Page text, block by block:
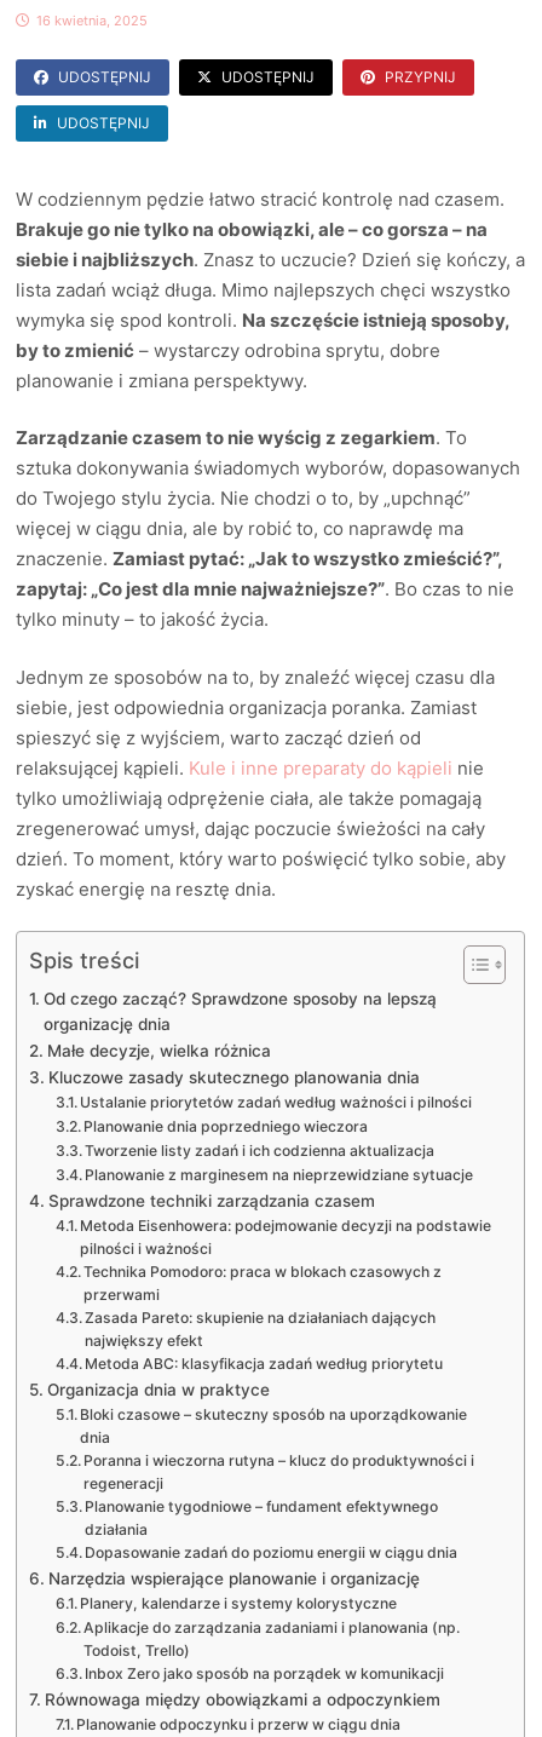
16 kwietnia, 2025
UDOSTĘPNIJ UDOSTĘPNIJ PRZYPNIJ
UDOSTĘPNIJ
W codziennym pędzie łatwo stracić kontrolę nad czasem.
Brakuje go nie tylko na obowiązki, ale – co gorsza – na
siebie i najbliższych. Znasz to uczucie? Dzień się kończy, a
lista zadań wciąż długa. Mimo najlepszych chęci wszystko
wymyka się spod kontroli. Na szczęście istnieją sposoby,
by to zmienić – wystarczy odrobina sprytu, dobre
planowanie i zmiana perspektywy.
Zarządzanie czasem to nie wyścig z zegarkiem. To
sztuka dokonywania świadomych wyborów, dopasowanych
do Twojego stylu życia. Nie chodzi o to, by „upchnąć”
więcej w ciągu dnia, ale by robić to, co naprawdę ma
znaczenie.Zamiast pytać: „Jak to wszystko zmieścić?”,
zapytaj: „Co jest dla mnie najważniejsze?”. Bo czas to nie
tylko minuty – to jakość życia.
Jednym ze sposobów na to, by znaleźć więcej czasu dla
siebie, jest odpowiednia organizacja poranka. Zamiast
spieszyć się z wyjściem, warto zacząć dzień od
relaksującej kąpieli. Kule i inne preparaty do kąpieli nie
tylko umożliwiają odprężenie ciała, ale także pomagają
zregenerować umysł, dając poczucie świeżości na cały
dzień. To moment, który warto poświęcić tylko sobie, aby
zyskać energię na resztę dnia.
Spis treści
Od czego zacząć? Sprawdzone sposoby na lepszą
organizację dnia
Małe decyzje, wielka różnica
Kluczowe zasady skutecznego planowania dnia
Ustalanie priorytetów zadań według ważności i pilności
Planowanie dnia poprzedniego wieczora
Tworzenie listy zadań i ich codzienna aktualizacja
Planowanie z marginesem na nieprzewidziane sytuacje
Sprawdzone techniki zarządzania czasem
Metoda Eisenhowera: podejmowanie decyzji na podstawie
pilności i ważności
Technika Pomodoro: praca w blokach czasowych z
przerwami
Zasada Pareto: skupienie na działaniach dających
największy efekt
Metoda ABC: klasyfikacja zadań według priorytetu
Organizacja dnia w praktyce
Bloki czasowe – skuteczny sposób na uporządkowanie
dnia
Poranna i wieczorna rutyna – klucz do produktywności i
regeneracji
Planowanie tygodniowe – fundament efektywnego
działania
Dopasowanie zadań do poziomu energii w ciągu dnia
Narzędzia wspierające planowanie i organizację
Planery, kalendarze i systemy kolorystyczne
Aplikacje do zarządzania zadaniami i planowania (np.
Todoist, Trello)
Inbox Zero jako sposób na porządek w komunikacji
Równowaga między obowiązkami a odpoczynkiem
Planowanie odpoczynku i przerw w ciągu dnia